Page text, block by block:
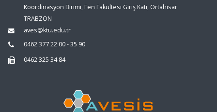
Koordinasyon Birimi, Fen Fakültesi Giriş Katı, Ortahisar
TRABZON
aves@ktu.edu.tr
0462 377 22 00 - 35 90
0462 325 34 84